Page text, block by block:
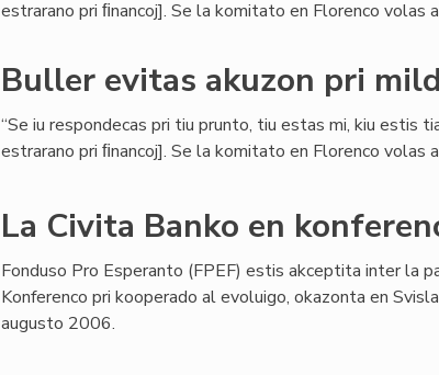
estrarano pri ﬁnancoj]. Se la komitato en Florenco volas
Buller evitas akuzon pri
“Se iu respondecas pri tiu prunto, tiu estas mi, kiu estis
estrarano pri ﬁnancoj]. Se la komitato en Florenco volas
La Civita Banko en
Fonduso Pro Esperanto (FPEF) estis akceptita inter la
Konferenco pri kooperado al evoluigo, okazonta en
augusto 2006.